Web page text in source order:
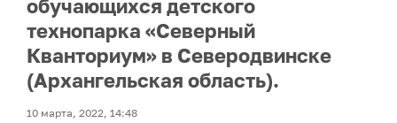
обучающихся детского
технопарка «Северный
Кванториум» в Северодвинске
(Архангельская область).
10 марта, 2022, 14:48